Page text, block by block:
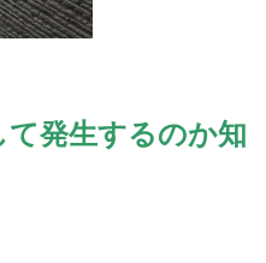
発生するのか知